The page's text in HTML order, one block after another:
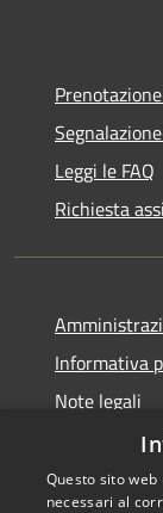
Leggi le FAQ
Richiesta
Informativa
Note legali
Questo sito
necessari al